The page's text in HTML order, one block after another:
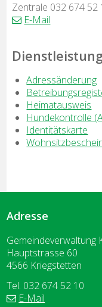
Zentrale 032 674 52
E-Mail
Adressänderung
Heimatausweis
Hundekontrolle
Identitätskarte
Adresse
Gemeindeverwaltung
Hauptstrasse 60
4566 Kriegstetten
Tel. 032 674 52 10
E-Mail